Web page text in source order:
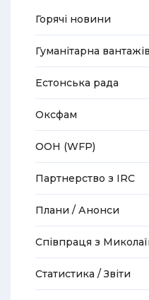
Горячі новини
Гуманітарна
Естонська рада
Оксфам
ООН (WFP)
Партнерство з IRC
Плани / Анонси
Співпраця з
Статистика / Звіти